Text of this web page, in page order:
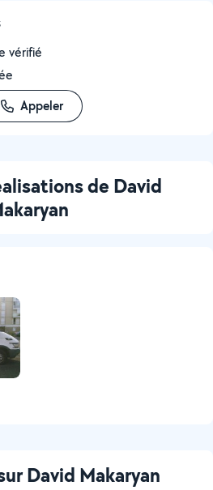
vérifié
Appeler
de David
David Makaryan